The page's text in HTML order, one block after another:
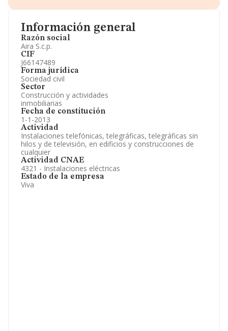
Información general
Razón social
Aira S.c.p.
CIF
J66147489
Forma jurídica
Sociedad civil
Sector
Construcción y actividades
inmobiliarias
Fecha de constitución
1-1-2013
Actividad
Instalaciones telefónicas, telegráficas, telegráficas sin
hilos y de televisión, en edificios y construcciones de
cualquier
Actividad CNAE
4321 - Instalaciones eléctricas
Estado de la empresa
Viva
Información oficial y registral complementaria.